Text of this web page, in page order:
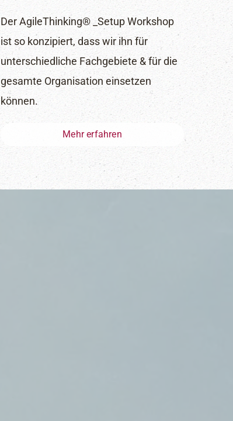
Der AgileThinking® _Setup Workshop
ist so konzipiert, dass wir ihn für
unterschiedliche Fachgebiete & für die
gesamte Organisation einsetzen
können.
Mehr erfahren